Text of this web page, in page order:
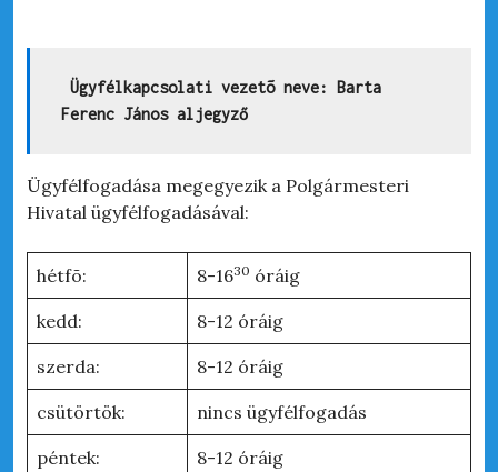
Ügyfélkapcsolati vezetõ neve: Barta
Ferenc János aljegyző
Ügyfélfogadása megegyezik a Polgármesteri
Hivatal ügyfélfogadásával:
hétfõ: 8-1630 óráig
kedd: 8-12 óráig
szerda: 8-12 óráig
csütörtök: nincs ügyfélfogadás
péntek: 8-12 óráig